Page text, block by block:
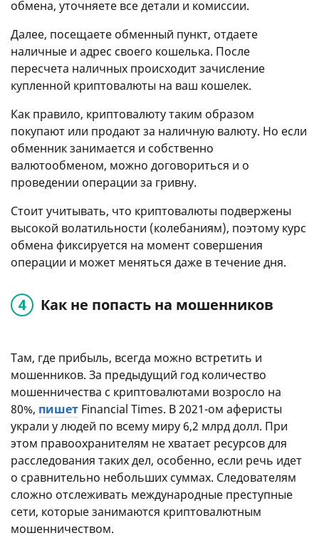
обмена, уточняете все детали и комиссии.
Далее, посещаете обменный пункт, отдаете
наличные и адрес своего кошелька. После
пересчета наличных происходит зачисление
купленной криптовалюты на ваш кошелек.
Как правило, криптовалюту таким образом
покупают или продают за наличную валюту. Но если
обменник занимается и собственно
валютообменом, можно договориться и о
проведении операции за гривну.
Стоит учитывать, что криптовалюты подвержены
высокой волатильности (колебаниям), поэтому курс
обмена фиксируется на момент совершения
операции и может меняться даже в течение дня.
Как не попасть на мошенников
Там, где прибыль, всегда можно встретить и
мошенников. За предыдущий год количество
мошенничества с криптовалютами возросло на
80%, пишет Financial Times. В 2021-ом аферисты
украли у людей по всему миру 6,2 млрд долл. При
этом правоохранителям не хватает ресурсов для
расследования таких дел, особенно, если речь идет
о сравнительно небольших суммах. Следователям
сложно отслеживать международные преступные
сети, которые занимаются криптовалютным
мошенничеством.